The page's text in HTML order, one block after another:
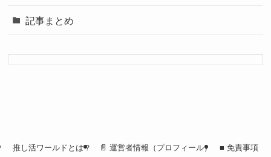
記事まとめ
推し活ワールドとは？ 📄 運営者情報（プロフィール）
■ 免責事項